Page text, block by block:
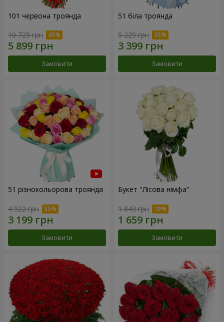
101 червона троянда
10 725 грн
Замовити
51 біла троянда
5 229 грн
Замовити
51 різнокольорова троянда
4 922 грн
Замовити
Букет "Лісова німфа"
1 843 грн
Замовити